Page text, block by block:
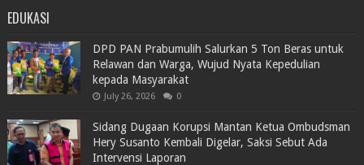
EDUKASI
DPD PAN Prabumulih Salurkan 5 Ton Beras untuk
Relawan dan Warga, Wujud Nyata Kepedulian
kepada Masyarakat
July 26, 2026 0
Sidang Dugaan Korupsi Mantan Ketua Ombudsman
Hery Susanto Kembali Digelar, Saksi Sebut Ada
Intervensi Laporan